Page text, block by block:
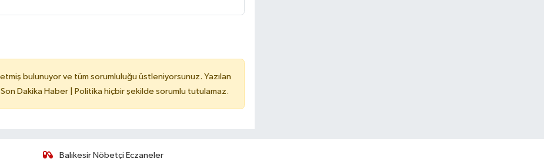
bulunuyor ve tüm sorumluluğu üstleniyorsunuz. Yazılan
Dakika Haber | Politika hiçbir şekilde sorumlu tutulamaz.
Balıkesir Nöbetçi Eczaneler